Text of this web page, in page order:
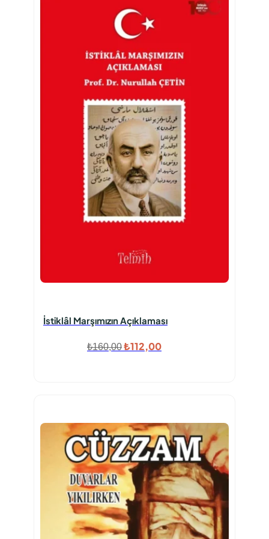
İstiklâl Marşımızın Açıklaması
₺160,00Orijinal
₺112,00Şu